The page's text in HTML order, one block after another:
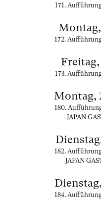
171.
Montag,
172.
Freitag,
173.
Montag,
180.
JAPAN
182.
JAPAN
184.